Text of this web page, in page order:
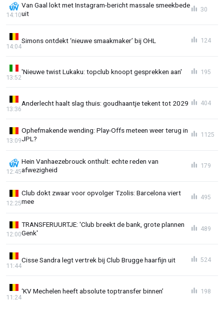
Van Gaal lokt met Instagram-bericht massale smeekbede
uit
14:10
30
Simons ontdekt ‘nieuwe smaakmaker’ bij OHL
14:04
124
'Nieuwe twist Lukaku: topclub knoopt gesprekken aan'
13:52
195
Anderlecht haalt slag thuis: goudhaantje tekent tot 2029
13:36
404
Ophefmakende wending: Play-Offs meteen weer terug in
JPL?
13:09
1125
Hein Vanhaezebrouck onthult: echte reden van
afwezigheid
12:45
179
Club dokt zwaar voor opvolger Tzolis: Barcelona viert
mee
12:25
495
TRANSFERUURTJE: 'Club breekt de bank, grote plannen
Genk'
12:00
489
Cisse Sandra legt vertrek bij Club Brugge haarfijn uit
11:44
524
‘KV Mechelen heeft absolute toptransfer binnen’
11:24
198